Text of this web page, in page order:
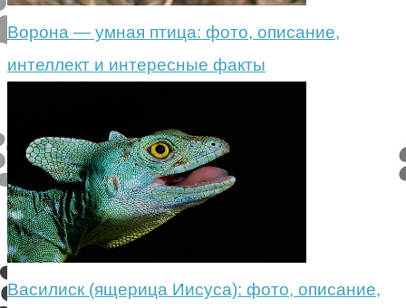
Ворона — умная птица: фото, описание,
интеллект и интересные факты
Василиск (ящерица Иисуса): фото, описание,